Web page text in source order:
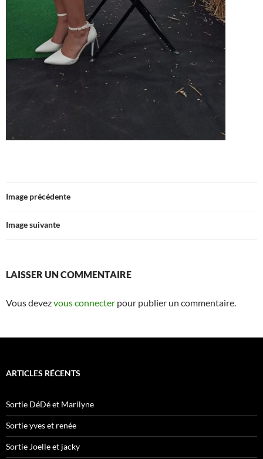
Image précédente
Image suivante
LAISSER UN COMMENTAIRE
Vous devezvous connecter pour publier un commentaire.
ARTICLES RÉCENTS
Sortie DéDé et Marilyne
Sortie yves et renée
Sortie Joelle et jacky